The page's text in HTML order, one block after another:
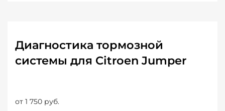
Диагностика тормозной
системы для Citroen Jumper
от 1 750 руб.